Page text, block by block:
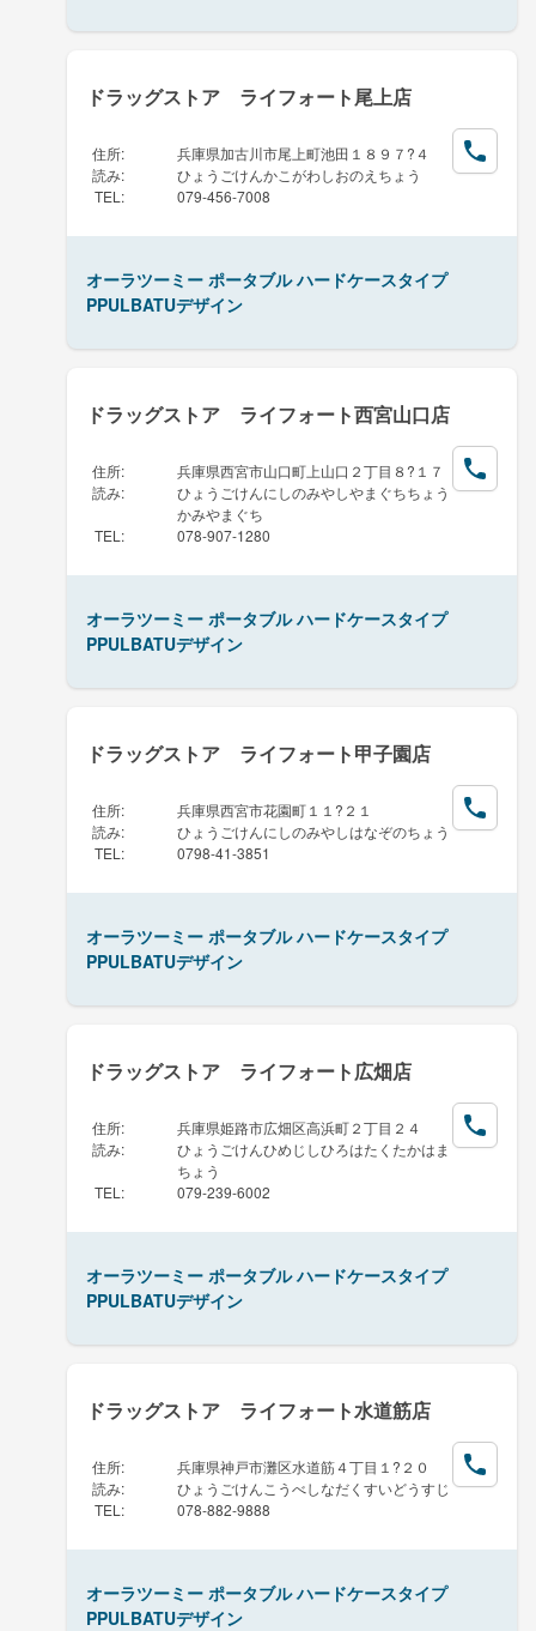
ドラッグストア ライフォート尾上店
住所:
兵庫県加古川市尾上町池田１８９７?４
読み:
ひょうごけんかこがわしおのえちょう
TEL : 079-456-7008
オーラツーミー ポータブル ハードケースタイプ
PPULBATUデザイン
ドラッグストア ライフォート西宮山口店
住所:
兵庫県西宮市山口町上山口２丁目８?１７
読み:
ひょうごけんにしのみやしやまぐちちょう
かみやまぐち
TEL : 078-907-1280
オーラツーミー ポータブル ハードケースタイプ
PPULBATUデザイン
ドラッグストア ライフォート甲子園店
住所:
兵庫県西宮市花園町１１?２１
読み:
ひょうごけんにしのみやしはなぞのちょう
TEL : 0798-41-3851
オーラツーミー ポータブル ハードケースタイプ
PPULBATUデザイン
ドラッグストア ライフォート広畑店
住所:
兵庫県姫路市広畑区高浜町２丁目２４
読み:
ひょうごけんひめじしひろはたくたかはま
ちょう
TEL : 079-239-6002
オーラツーミー ポータブル ハードケースタイプ
PPULBATUデザイン
ドラッグストア ライフォート水道筋店
住所:
兵庫県神戸市灘区水道筋４丁目１?２０
読み:
ひょうごけんこうべしなだくすいどうすじ
TEL : 078-882-9888
オーラツーミー ポータブル ハードケースタイプ
PPULBATUデザイン